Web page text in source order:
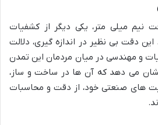
میلی متر، یکی دیگر از کشفیات
دقت بی نظیر در اندازه گیری، دلالت
و مهندسی در میان مردمان این تمدن
نشان می دهد که آن ها در ساخت و ساز،
های صنعتی خود، از دقت و محاسبات